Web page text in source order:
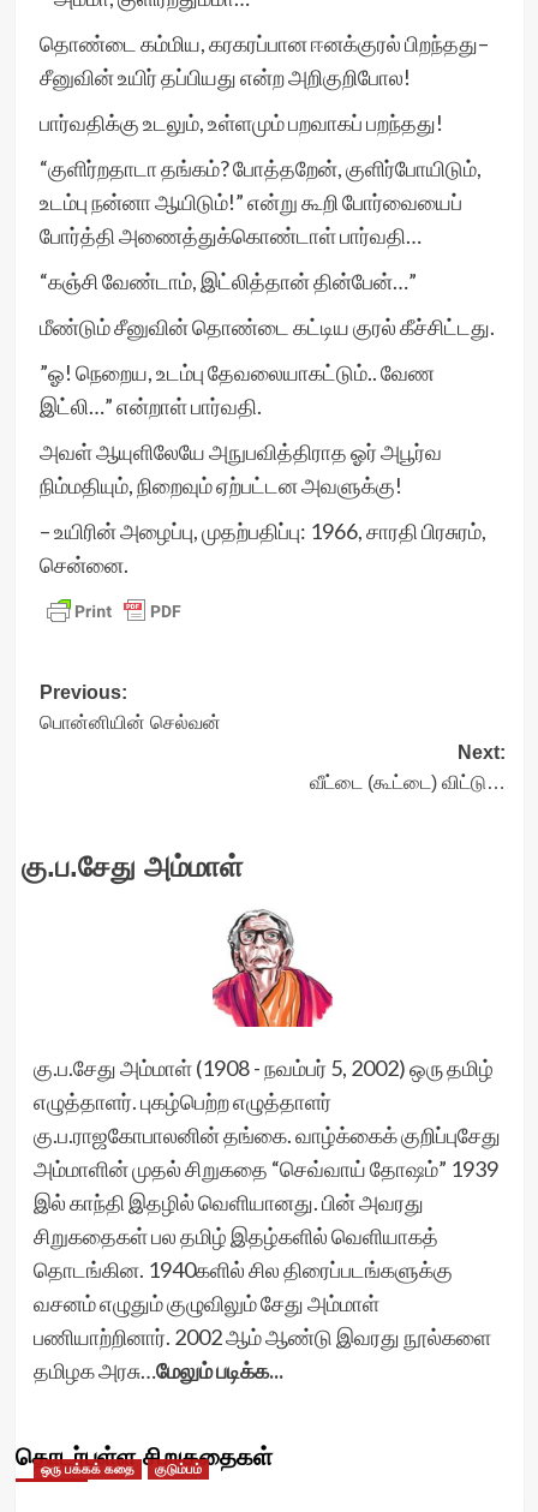
தொண்டை கம்மிய, கரகரப்பான ஈனக்குரல் பிறந்தது–
சீனுவின் உயிர் தப்பியது என்ற அறிகுறிபோல!
பார்வதிக்கு உடலும், உள்ளமும் பறவாகப் பறந்தது!
“குளிர்றதாடா தங்கம்? போத்தறேன், குளிர்போயிடும்,
உடம்பு நன்னா ஆயிடும்!” என்று கூறி போர்வையைப்
போர்த்தி அணைத்துக்கொண்டாள் பார்வதி…
“கஞ்சி வேண்டாம், இட்லித்தான் தின்பேன்…”
மீண்டும் சீனுவின் தொண்டை கட்டிய குரல் கீச்சிட்டது.
”ஓ! நெறைய, உடம்பு தேவலையாகட்டும்.. வேண
இட்லி…” என்றாள் பார்வதி.
அவள் ஆயுளிலேயே அநுபவித்திராத ஓர் அபூர்வ
நிம்மதியும், நிறைவும் ஏற்பட்டன அவளுக்கு!
– உயிரின் அழைப்பு, முதற்பதிப்பு: 1966, சாரதி பிரசுரம்,
சென்னை.
Post
navigation
Previous:
பொன்னியின் செல்வன்
Next:
வீட்டை (கூட்டை) விட்டு…
கு.ப.சேது அம்மாள்
கு.ப.சேது அம்மாள் (1908 - நவம்பர் 5, 2002) ஒரு தமிழ்
எழுத்தாளர். புகழ்பெற்ற எழுத்தாளர்
கு.ப.ராஜகோபாலனின் தங்கை. வாழ்க்கைக் குறிப்புசேது
அம்மாளின் முதல் சிறுகதை “செவ்வாய் தோஷம்” 1939
இல் காந்தி இதழில் வெளியானது. பின் அவரது
சிறுகதைகள் பல தமிழ் இதழ்களில் வெளியாகத்
தொடங்கின. 1940களில் சில திரைப்படங்களுக்கு
வசனம் எழுதும் குழுவிலும் சேது அம்மாள்
பணியாற்றினார். 2002 ஆம் ஆண்டு இவரது நூல்களை
தமிழக அரசு…மேலும் படிக்க...
தொடர்புள்ள சிறுகதைகள்
ஒரு பக்கக் கதை குடும்பம்